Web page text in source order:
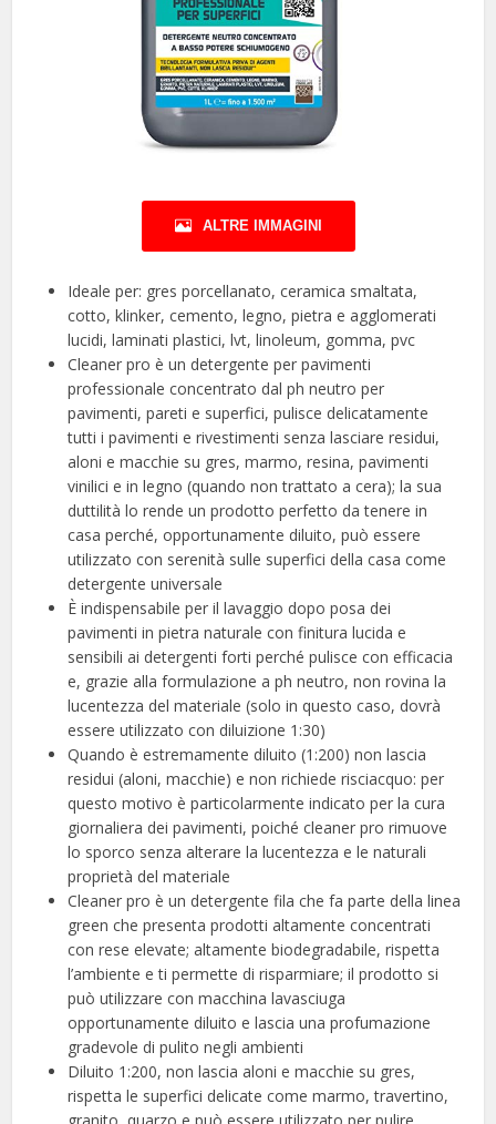
ALTRE IMMAGINI
Ideale per: gres porcellanato, ceramica smaltata,
cotto, klinker, cemento, legno, pietra e agglomerati
lucidi, laminati plastici, lvt, linoleum, gomma, pvc
Cleaner pro è un detergente per pavimenti
professionale concentrato dal ph neutro per
pavimenti, pareti e superfici, pulisce delicatamente
tutti i pavimenti e rivestimenti senza lasciare residui,
aloni e macchie su gres, marmo, resina, pavimenti
vinilici e in legno (quando non trattato a cera); la sua
duttilità lo rende un prodotto perfetto da tenere in
casa perché, opportunamente diluito, può essere
utilizzato con serenità sulle superfici della casa come
detergente universale
È indispensabile per il lavaggio dopo posa dei
pavimenti in pietra naturale con finitura lucida e
sensibili ai detergenti forti perché pulisce con efficacia
e, grazie alla formulazione a ph neutro, non rovina la
lucentezza del materiale (solo in questo caso, dovrà
essere utilizzato con diluizione 1:30)
Quando è estremamente diluito (1:200) non lascia
residui (aloni, macchie) e non richiede risciacquo: per
questo motivo è particolarmente indicato per la cura
giornaliera dei pavimenti, poiché cleaner pro rimuove
lo sporco senza alterare la lucentezza e le naturali
proprietà del materiale
Cleaner pro è un detergente fila che fa parte della linea
green che presenta prodotti altamente concentrati
con rese elevate; altamente biodegradabile, rispetta
l’ambiente e ti permette di risparmiare; il prodotto si
può utilizzare con macchina lavasciuga
opportunamente diluito e lascia una profumazione
gradevole di pulito negli ambienti
Diluito 1:200, non lascia aloni e macchie su gres,
rispetta le superfici delicate come marmo, travertino,